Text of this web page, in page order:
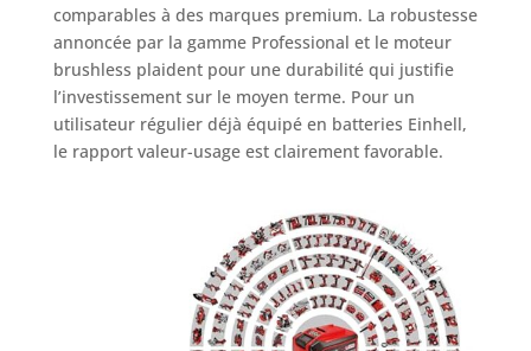
comparables à des marques premium. La robustesse
annoncée par la gamme Professional et le moteur
brushless plaident pour une durabilité qui justifie
l’investissement sur le moyen terme. Pour un
utilisateur régulier déjà équipé en batteries Einhell,
le rapport valeur-usage est clairement favorable.